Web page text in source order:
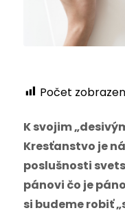
Počet
K svojim
Kresťanstvo je
poslušnosti
pánovi čo je
si budeme robiť